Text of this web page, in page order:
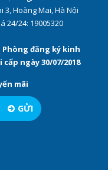
3, Hoàng Mai, Hà Nội
24/24: 19005320
Phòng đăng ký kinh
ngày 30/07/2018
mãi
GỬI